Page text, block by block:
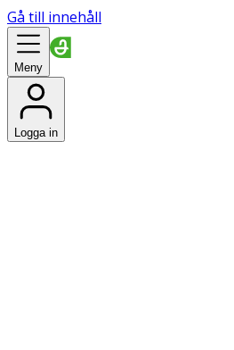
Gå till innehåll
Meny
Logga in